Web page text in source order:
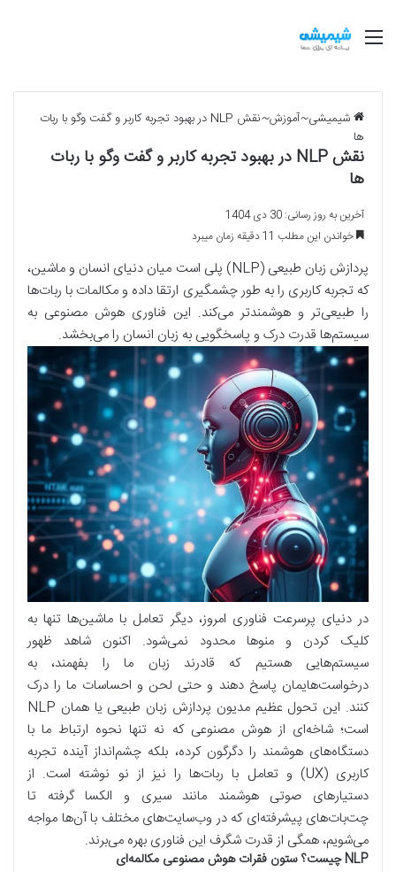
منو
شیمیشی~آموزش~
نقش NLP در بهبود تجربه کاربر و گفت وگو با ربات
ها
نقش NLP در بهبود تجربه کاربر و گفت وگو با ربات
ها
آخرین به روز رسانی: 30 دی 1404
خواندن این مطلب 11 دقیقه زمان میبرد
پردازش زبان طبیعی (NLP) پلی است میان دنیای انسان و ماشین،
که تجربه کاربری را به طور چشمگیری ارتقا داده و مکالمات با ربات‌ها
را طبیعی‌تر و هوشمندتر می‌کند. این فناوری هوش مصنوعی به
سیستم‌ها قدرت درک و پاسخگویی به زبان انسان را می‌بخشد.
در دنیای پرسرعت فناوری امروز، دیگر تعامل با ماشین‌ها تنها به
کلیک کردن و منوها محدود نمی‌شود. اکنون شاهد ظهور
سیستم‌هایی هستیم که قادرند زبان ما را بفهمند، به
درخواست‌هایمان پاسخ دهند و حتی لحن و احساسات ما را درک
کنند. این تحول عظیم مدیون پردازش زبان طبیعی یا همان NLP
است؛ شاخه‌ای از هوش مصنوعی که نه تنها نحوه ارتباط ما با
دستگاه‌های هوشمند را دگرگون کرده، بلکه چشم‌انداز آینده تجربه
کاربری (UX) و تعامل با ربات‌ها را نیز از نو نوشته است. از
دستیارهای صوتی هوشمند مانند سیری و الکسا گرفته تا
چت‌بات‌های پیشرفته‌ای که در وب‌سایت‌های مختلف با آن‌ها مواجه
می‌شویم، همگی از قدرت شگرف این فناوری بهره می‌برند.
NLP چیست؟ ستون فقرات هوش مصنوعی مکالمه‌ای